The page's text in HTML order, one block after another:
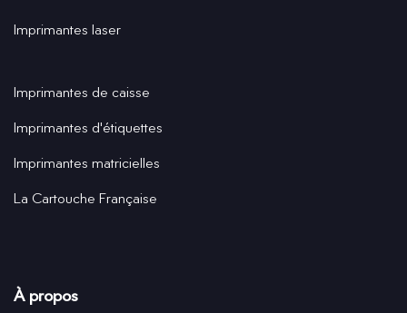
Imprimantes laser
Imprimantes de caisse
Imprimantes d'étiquettes
Imprimantes matricielles
La Cartouche Française
À propos